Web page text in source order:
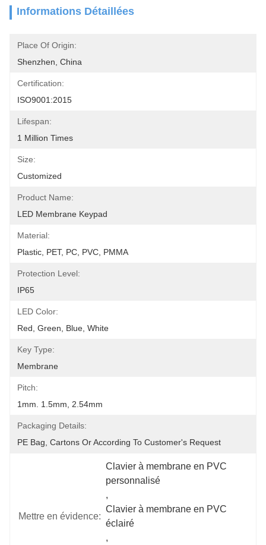
Informations Détaillées
Place Of Origin:
Shenzhen, China
Certification:
ISO9001:2015
Lifespan:
1 Million Times
Size:
Customized
Product Name:
LED Membrane Keypad
Material:
Plastic, PET, PC, PVC, PMMA
Protection Level:
IP65
LED Color:
Red, Green, Blue, White
Key Type:
Membrane
Pitch:
1mm. 1.5mm, 2.54mm
Packaging Details:
PE Bag, Cartons Or According To Customer's Request
Mettre en évidence:
Clavier à membrane en PVC
personnalisé
,
Clavier à membrane en PVC
éclairé
,